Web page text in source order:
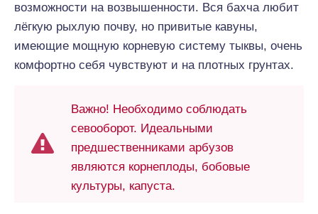
возможности на возвышенности. Вся бахча любит
лёгкую рыхлую почву, но привитые кавуны,
имеющие мощную корневую систему тыквы, очень
комфортно себя чувствуют и на плотных грунтах.
Важно! Необходимо соблюдать
севооборот. Идеальными
предшественниками арбузов
являются корнеплоды, бобовые
культуры, капуста.